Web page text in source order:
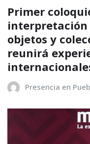
Primer
interpretación
objetos y
reunirá
Presencia en